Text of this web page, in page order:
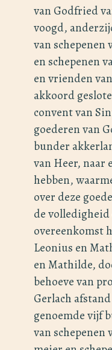
van Godfried
voogd,
van
en schepenen
en vrienden
akkoord
convent van
goederen van
bunder
van Heer, naar
hebben,
over deze
de volledigheid
overeenkomst
Leonius en
en Mathilde,
behoeve van
Gerlach
genoemde vijf
van schepenen